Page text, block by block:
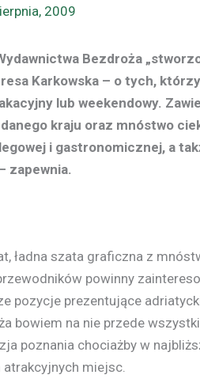
2009
Bezdroża
Karkowska – o tych,
lub weekendowy.
kraju oraz mnóstwo
i gastronomicznej, a
zapewnia.
ładna szata graficzna z
powinny
pozycje prezentujące
bowiem na nie przede
poznania chociażby w
atrakcyjnych miejsc.